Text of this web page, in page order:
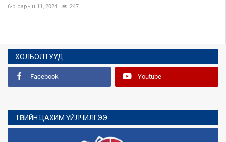
6-р сарын 11, 2024 247
ХОЛБОЛТУУД
Facebook Youtube
ТӨРИЙН ЦАХИМ ҮЙЛЧИЛГЭЭ